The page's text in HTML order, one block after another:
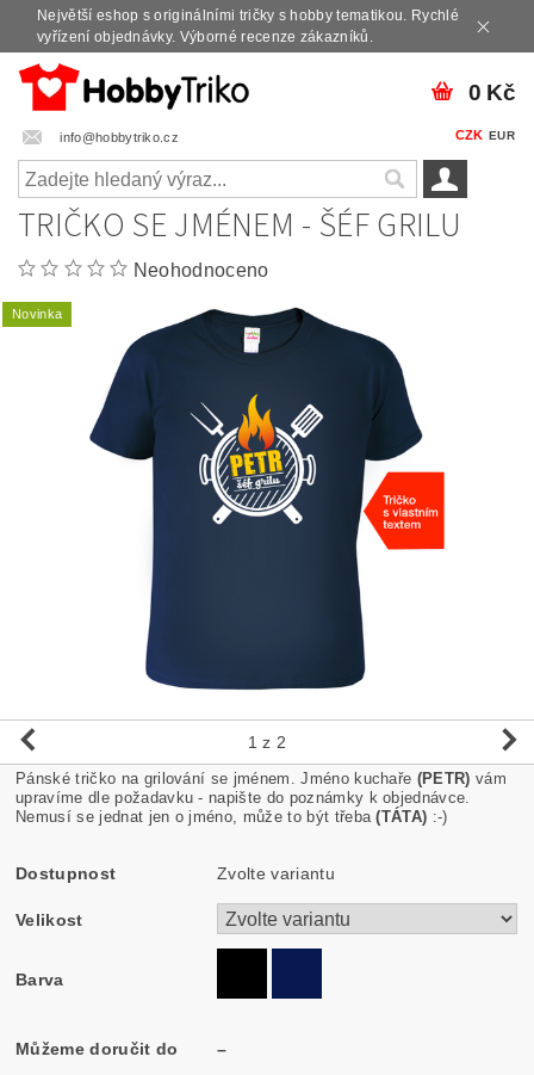
Největší eshop s originálními tričky s hobby tematikou. Rychlé
vyřízení objednávky. Výborné recenze zákazníků.
info@hobbytriko.cz CZK EUR
0 Kč
TRIČKO SE JMÉNEM - ŠÉF GRILU
Neohodnoceno
Novinka
1 z 2
Pánské tričko na grilování se jménem. Jméno kuchaře (PETR) vám
upravíme dle požadavku - napište do poznámky k objednávce.
Nemusí se jednat jen o jméno, může to být třeba (TÁTA) :-)
Dostupnost Zvolte variantu
Velikost
Barva
Můžeme doručit do –